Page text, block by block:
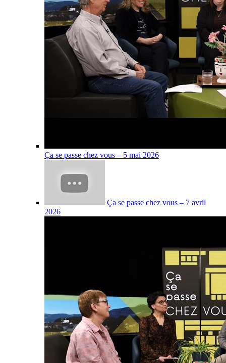
Ça se passe chez vous – 5 mai 2026
Ça se passe chez vous – 7 avril
2026